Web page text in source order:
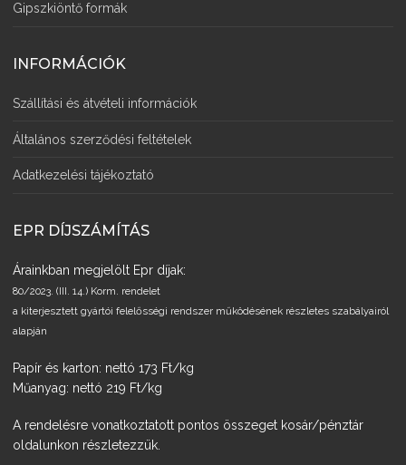
Gipszkiöntő formák
INFORMÁCIÓK
Szállítási és átvételi információk
Általános szerződési feltételek
Adatkezelési tájékoztató
EPR DÍJSZÁMÍTÁS
Árainkban megjelölt Epr díjak:
80/2023. (III. 14.) Korm. rendelet
a kiterjesztett gyártói felelősségi rendszer működésének részletes szabályairól
alapján
Papír és karton: nettó 173 Ft/kg
Műanyag: nettó 219 Ft/kg
A rendelésre vonatkoztatott pontos összeget kosár/pénztár
oldalunkon részletezzük.